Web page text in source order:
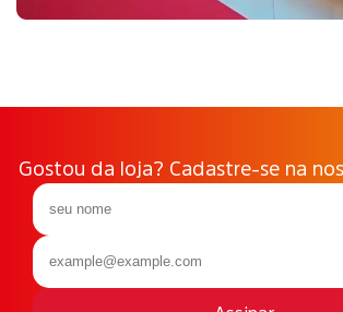
Gostou da loja? Cadastre-se na